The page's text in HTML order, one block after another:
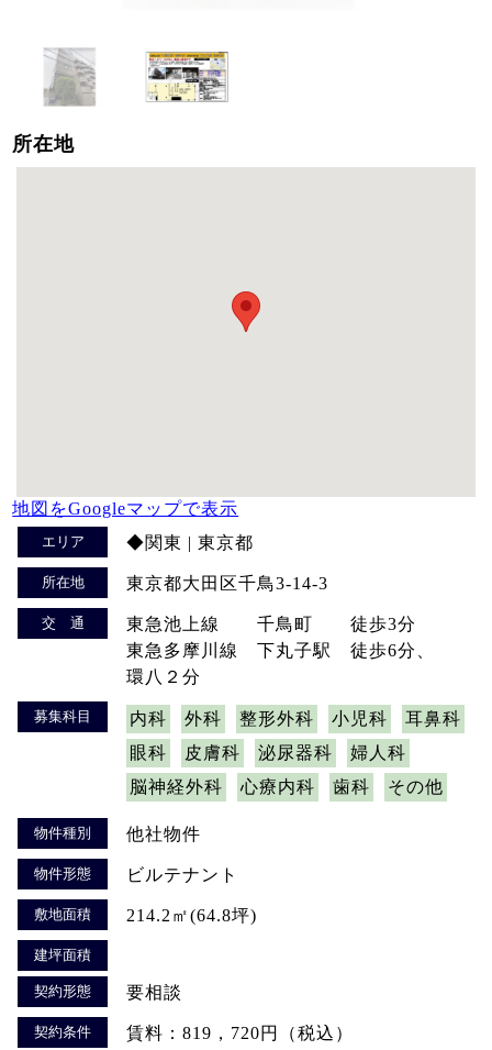
所在地
地図をGoogleマップで表示
エリア ◆関東 | 東京都
所在地 東京都大田区千鳥3-14-3
交 通
東急池上線 千鳥町 徒歩3分
東急多摩川線 下丸子駅 徒歩6分、
環八２分
募集科目 内科 外科 整形外科 小児科
耳鼻科
眼科
皮膚科 泌尿器科
婦人科
脳神経外科
心療内科 歯科 その他
物件種別 他社物件
物件形態 ビルテナント
敷地面積 214.2㎡(64.8坪)
建坪面積
契約形態 要相談
契約条件 賃料：819，720円（税込）